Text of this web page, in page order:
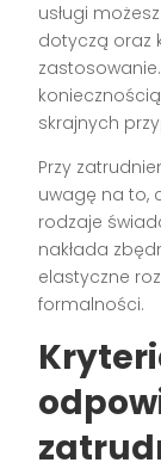
usługi
dotyczą oraz
skrajnych
Przy
uwagę na to,
rodzaje
nakłada
elastyczne
formalności.